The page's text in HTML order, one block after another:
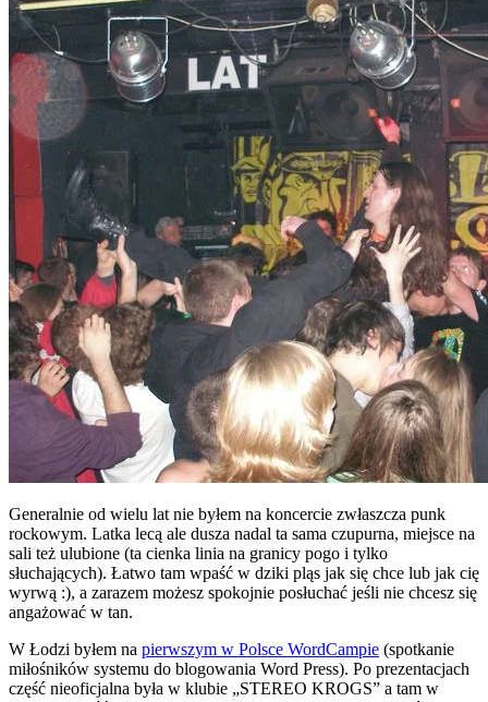
Generalnie od wielu lat nie byłem na koncercie zwłaszcza punk
rockowym. Latka lecą ale dusza nadal ta sama czupurna, miejsce na
sali też ulubione (ta cienka linia na granicy pogo i tylko
słuchających). Łatwo tam wpaść w dziki pląs jak się chce lub jak cię
wyrwą :), a zarazem możesz spokojnie posłuchać jeśli nie chcesz się
angażować w tan.
W Łodzi byłem na pierwszym w Polsce WordCampie (spotkanie
miłośników systemu do blogowania Word Press). Po prezentacjach
część nieoficjalna była w klubie „STEREO KROGS” a tam w